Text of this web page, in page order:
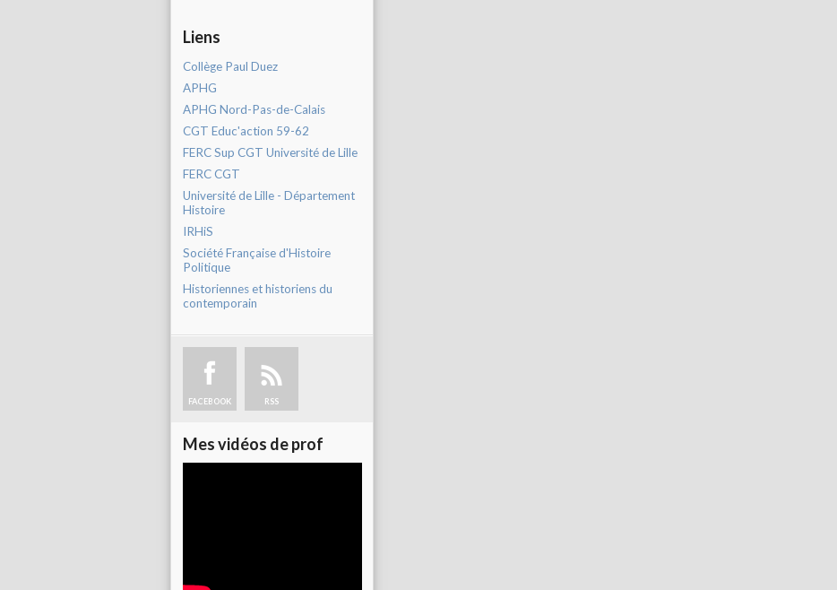
Liens
Collège Paul Duez
APHG
APHG Nord-Pas-de-Calais
CGT Educ'action 59-62
FERC Sup CGT Université de Lille
FERC CGT
Université de Lille - Département
Histoire
IRHiS
Société Française d'Histoire
Politique
Historiennes et historiens du
contemporain
FACEBOOK RSS
Mes vidéos de prof